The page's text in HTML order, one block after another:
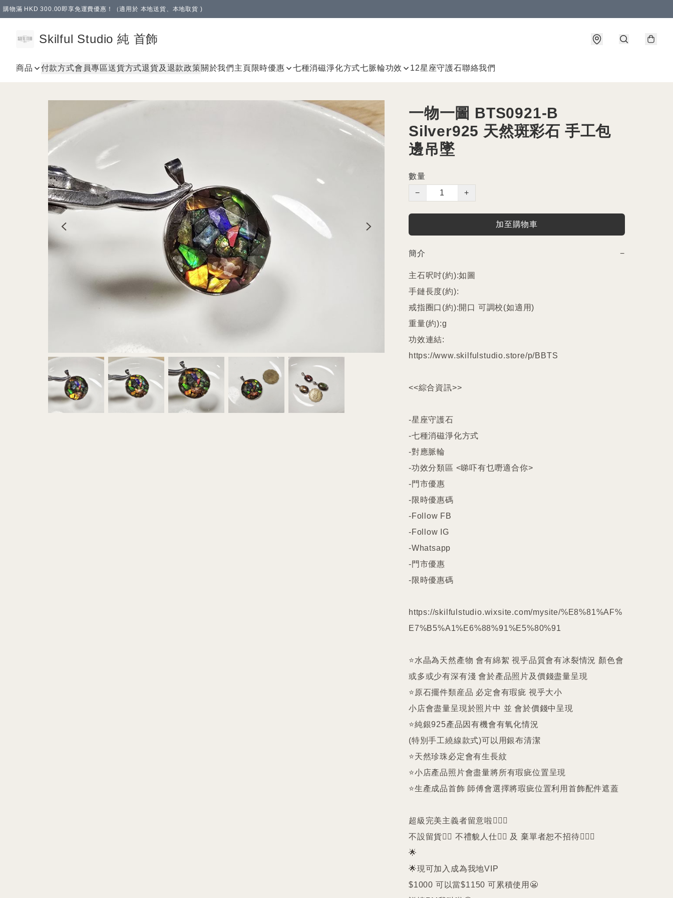
購物滿 HKD 300.00即享免運費優惠！（適用於 本地送貨、本地取貨 )
Skilful Studio 純 首飾
商品 付款方式會員專區送貨方式退貨及退款政策關於我們 主頁限時優惠 七種消磁淨化方式七脈輪功效 12星座守護石聯絡我們
一物一圖 BTS0921-B
Silver925 天然斑彩石 手工包
邊吊墜
數量
−
+
加至購物車
簡介 −
主石呎吋(約):如圖
手鏈長度(約):
戒指圈口(約):開口 可調校(如適用)
重量(約):g
功效連結:
https://www.skilfulstudio.store/p/BBTS
<<綜合資訊>>
-星座守護石
-七種消磁淨化方式
-對應脈輪
-功效分類區 <睇吓有乜嘢適合你>
-門市優惠
-限時優惠碼
-Follow FB
-Follow IG
-Whatsapp
-門市優惠
-限時優惠碼
https://skilfulstudio.wixsite.com/mysite/%E8%81%AF%
E7%B5%A1%E6%88%91%E5%80%91
⭐️水晶為天然產物 會有綿絮 視乎品質會有冰裂情況 顏色會
或多或少有深有淺 會於產品照片及價錢盡量呈現
⭐️原石擺件類産品 必定會有瑕疵 視乎大小
小店會盡量呈現於照片中 並 會於價錢中呈現
⭐️純銀925產品因有機會有氧化情況
(特別手工繞線款式)可以用銀布清潔
⭐️天然珍珠必定會有生長紋
⭐️小店產品照片會盡量將所有瑕疵位置呈現
⭐️生產成品首飾 師傅會選擇將瑕疵位置利用首飾配件遮蓋
超級完美主義者留意啦🙇🏻‍♀️
不設留貨🙅‍♀️ 不禮貌人仕🙅‍♀️ 及 棄單者恕不招待🙇🏻‍♀️
🌟
🌟現可加入成為我地VIP
$1000 可以當$1150 可累積使用😬